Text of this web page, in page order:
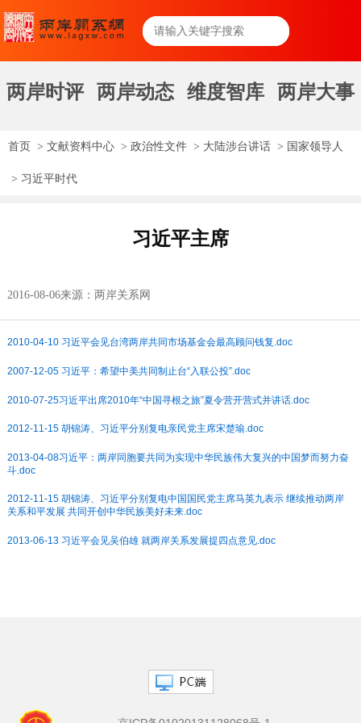
两岸时评 两岸动态 维度智库 两岸大事
首页 > 文献资料中心 > 政治性文件 > 大陆涉台讲话 > 国家领导人
> 习近平时代
习近平主席
2016-08-06来源：两岸关系网
2010-04-10 习近平会见台湾两岸共同市场基金会最高顾问钱复.doc
2007-12-05 习近平：希望中美共同制止台“入联公投”.doc
2010-07-25习近平出席2010年“中国寻根之旅”夏令营开营式并讲话.doc
2012-11-15 胡锦涛、习近平分别复电亲民党主席宋楚瑜.doc
2013-04-08习近平：两岸同胞要共同为实现中华民族伟大复兴的中国梦而努力奋
斗.doc
2012-11-15 胡锦涛、习近平分别复电中国国民党主席马英九表示 继续推动两岸
关系和平发展 共同开创中华民族美好未来.doc
2013-06-13 习近平会见吴伯雄 就两岸关系发展提四点意见.doc